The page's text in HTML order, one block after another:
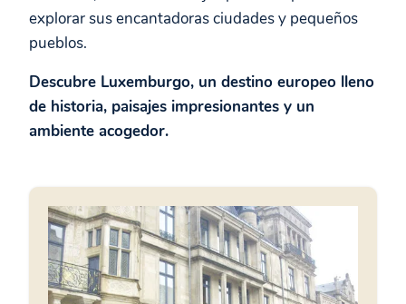
explorar sus encantadoras ciudades y pequeños
pueblos.
Descubre Luxemburgo, un destino europeo lleno
de historia, paisajes impresionantes y un
ambiente acogedor.